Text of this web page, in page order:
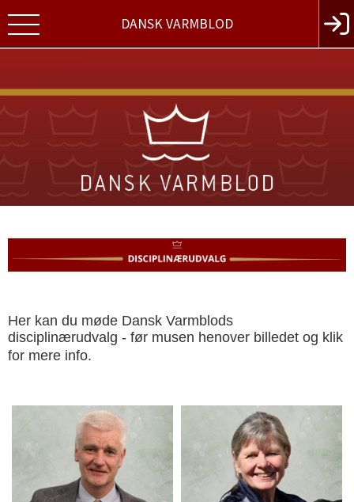
DANSK VARMBLOD
Her kan du møde Dansk Varmblods
disciplinærudvalg - før musen henover billedet og klik
for mere info.